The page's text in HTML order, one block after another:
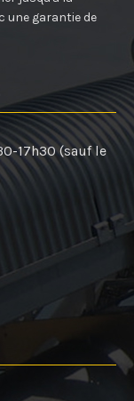
une garantie de
17h30 (sauf le